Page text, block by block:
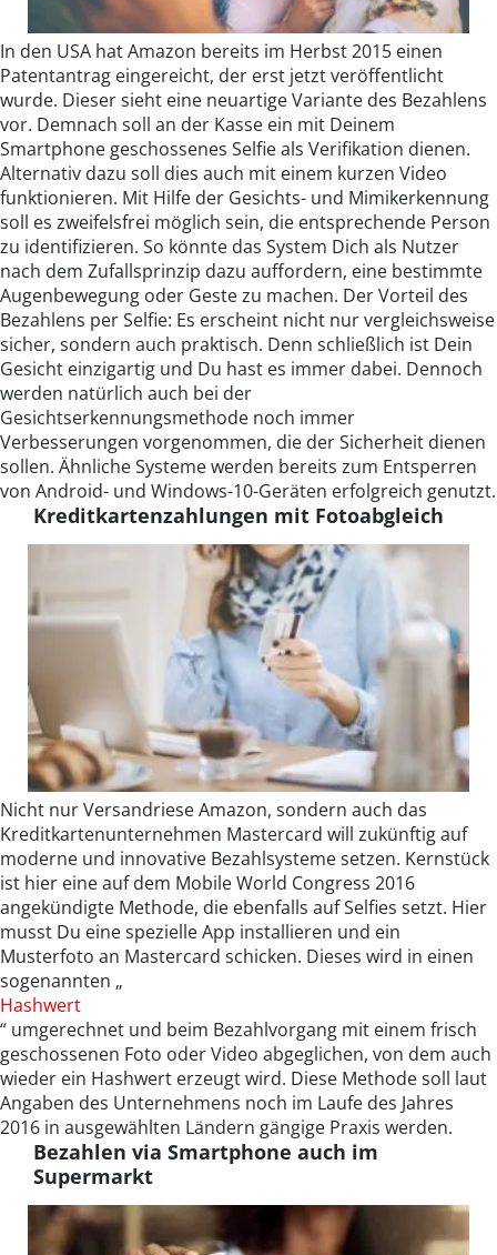
In den USA hat Amazon bereits im Herbst 2015 einen
Patentantrag eingereicht, der erst jetzt veröffentlicht
wurde. Dieser sieht eine neuartige Variante des Bezahlens
vor. Demnach soll an der Kasse ein mit Deinem
Smartphone geschossenes Selfie als Verifikation dienen.
Alternativ dazu soll dies auch mit einem kurzen Video
funktionieren. Mit Hilfe der Gesichts- und Mimikerkennung
soll es zweifelsfrei möglich sein, die entsprechende Person
zu identifizieren. So könnte das System Dich als Nutzer
nach dem Zufallsprinzip dazu auffordern, eine bestimmte
Augenbewegung oder Geste zu machen. Der Vorteil des
Bezahlens per Selfie: Es erscheint nicht nur vergleichsweise
sicher, sondern auch praktisch. Denn schließlich ist Dein
Gesicht einzigartig und Du hast es immer dabei. Dennoch
werden natürlich auch bei der
Gesichtserkennungsmethode noch immer
Verbesserungen vorgenommen, die der Sicherheit dienen
sollen. Ähnliche Systeme werden bereits zum Entsperren
von Android- und Windows-10-Geräten erfolgreich genutzt.
Kreditkartenzahlungen mit Fotoabgleich
Nicht nur Versandriese Amazon, sondern auch das
Kreditkartenunternehmen Mastercard will zukünftig auf
moderne und innovative Bezahlsysteme setzen. Kernstück
ist hier eine auf dem Mobile World Congress 2016
angekündigte Methode, die ebenfalls auf Selfies setzt. Hier
musst Du eine spezielle App installieren und ein
Musterfoto an Mastercard schicken. Dieses wird in einen
sogenannten „
Hashwert
“ umgerechnet und beim Bezahlvorgang mit einem frisch
geschossenen Foto oder Video abgeglichen, von dem auch
wieder ein Hashwert erzeugt wird. Diese Methode soll laut
Angaben des Unternehmens noch im Laufe des Jahres
2016 in ausgewählten Ländern gängige Praxis werden.
Bezahlen via Smartphone auch im
Supermarkt